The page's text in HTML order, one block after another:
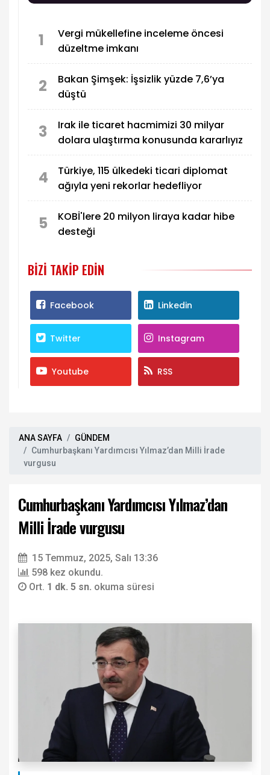
görünümünde belirleyici oldu.
1
Vergi mükellefine inceleme öncesi
düzeltme imkanı
2
Bakan Şimşek: İşsizlik yüzde 7,6’ya
düştü
3
Irak ile ticaret hacmimizi 30 milyar
dolara ulaştırma konusunda kararlıyız
4
Türkiye, 115 ülkedeki ticari diplomat
ağıyla yeni rekorlar hedefliyor
5
KOBİ'lere 20 milyon liraya kadar hibe
desteği
BIZI TAKIP EDIN
Facebook Linkedin
Twitter Instagram
Youtube RSS
ANA SAYFA
GÜNDEM
Cumhurbaşkanı Yardımcısı Yılmaz’dan Milli İrade
vurgusu
Cumhurbaşkanı Yardımcısı Yılmaz’dan
Milli İrade vurgusu
15 Temmuz, 2025, Salı 13:36
598 kez okundu.
Ort. 1 dk. 5 sn. okuma süresi